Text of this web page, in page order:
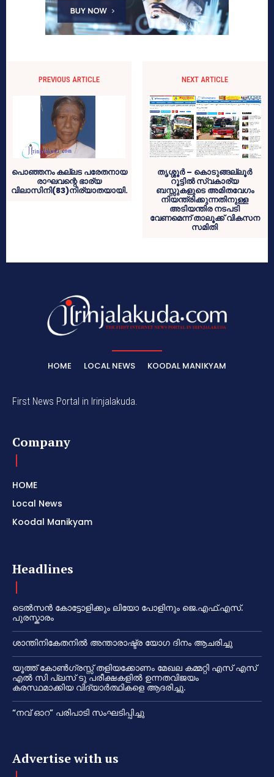
PREVIOUS ARTICLE
പൊഞ്ഞനം കല്ലട പരേതനായ
രാഘവന്റെ ഭാര്യ
വിലാസിനി(83)നിര്യാതയായി.
NEXT ARTICLE
തൃശ്ശൂര്‍ – കൊടുങ്ങല്ലൂര്‍
റൂട്ടില്‍ സ്വകാര്യ
ബസ്സുകളുടെ അമിതവേഗം
നിയന്ത്രിക്കുന്നതിനുള്ള
അടിയന്തിര നടപടി
വേണമെന്ന് താലൂക്ക് വികസന
സമിതി
HOME LOCAL NEWS KOODAL MANIKYAM
First News Portal in Irinjalakuda.
Company
HOME
Local News
Koodal Manikyam
Headlines
ടെൽസൻ കോട്ടോളിക്കും ലിയോ പോളിനും ജെ.എഫ്.എസ്.
പുരസ്കാരം
ശാന്തിനികേതനിൽ അന്താരാഷ്ട്ര യോഗ ദിനം ആചരിച്ചു
യൂത്ത് കോൺഗ്രസ്സ് തളിയക്കോണം മേഖല കമ്മറ്റി എസ് എസ്
എൽ സി പ്ലസ് ടു പരീക്ഷകളിൽ ഉന്നതവിജയം
കരസ്ഥമാക്കിയ വിദ്യാർത്ഥികളെ ആദരിച്ചു.
“നവ് ഓറ” പരിപാടി സംഘടിപ്പിച്ചു
Advertise with us